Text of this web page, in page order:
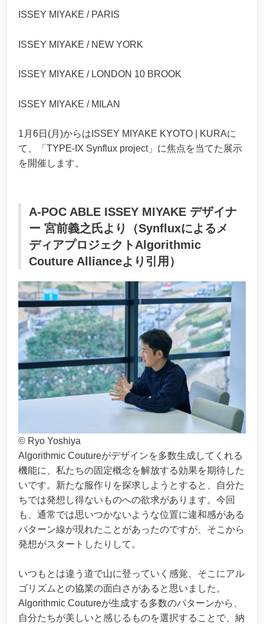
ISSEY MIYAKE / PARIS
ISSEY MIYAKE / NEW YORK
ISSEY MIYAKE / LONDON 10 BROOK
ISSEY MIYAKE / MILAN
1月6日(月)からはISSEY MIYAKE KYOTO | KURAに
て、「TYPE-IX Synflux project」に焦点を当てた展示
を開催します。
A-POC ABLE ISSEY MIYAKE デザイナ
ー 宮前義之氏より（Synfluxによるメ
ディアプロジェクトAlgorithmic
Couture Allianceより引用）
© Ryo Yoshiya
Algorithmic Coutureがデザインを多数生成してくれる
機能に、私たちの固定概念を解放する効果を期待した
いです。新たな服作りを探求しようとすると、自分た
ちでは発想し得ないものへの欲求があります。今回
も、通常では思いつかないような位置に違和感がある
パターン線が現れたことがあったのですが、そこから
発想がスタートしたりして。
いつもとは違う道で山に登っていく感覚、そこにアル
ゴリズムとの協業の面白さがあると思いました。
Algorithmic Coutureが生成する多数のパターンから、
自分たちが美しいと感じるものを選択することで、納